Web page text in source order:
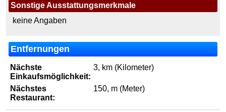
Sonstige Ausstattungsmerkmale
keine Angaben
Entfernungen
Nächste
Einkaufsmöglichkeit:
3, km (Kilometer)
Nächstes
Restaurant:
150, m (Meter)